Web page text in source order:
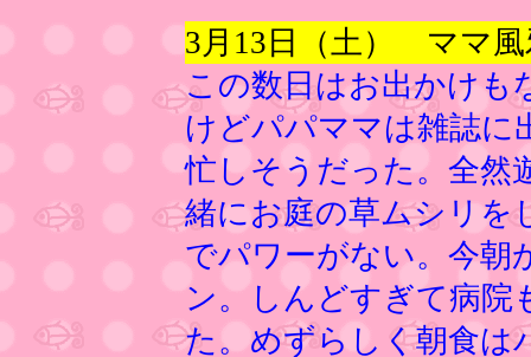
3月13日（土） ママ
この数日はお出かけも
けどパパママは雑誌に
忙しそうだった。全然
緒にお庭の草ムシリを
でパワーがない。今朝
ン。しんどすぎて病院
た。めずらしく朝食は